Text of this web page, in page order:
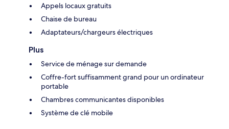
Appels locaux gratuits
Chaise de bureau
Adaptateurs/chargeurs électriques
Plus
Service de ménage sur demande
Coffre-fort suffisamment grand pour un ordinateur
portable
Chambres communicantes disponibles
Système de clé mobile